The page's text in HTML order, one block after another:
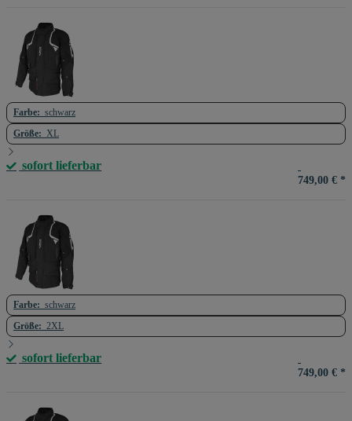
Farbe: schwarz
Größe: XL
sofort lieferbar
749,00 € *
Farbe: schwarz
Größe: 2XL
sofort lieferbar
749,00 € *